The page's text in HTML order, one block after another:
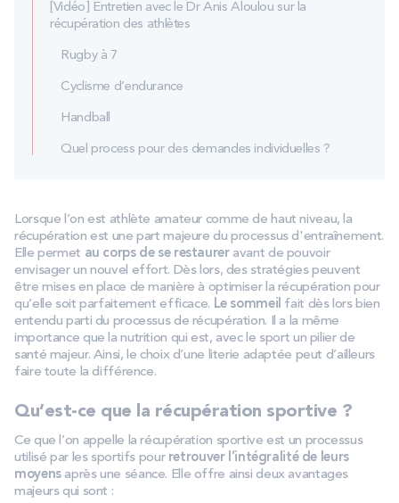
[Vidéo] Entretien avec le Dr Anis Aloulou sur la
récupération des athlètes
Rugby à 7
Cyclisme d’endurance
Handball
Quel process pour des demandes individuelles ?
Lorsque l’on est athlète amateur comme de haut niveau, la
récupération est une part majeure du processus d'entraînement.
Elle permet au corps de se restaureravant de pouvoir
envisager un nouvel effort. Dès lors, des stratégies peuvent
être mises en place de manière à optimiser la récupération pour
qu’elle soit parfaitement efficace. Le sommeil fait dès lors bien
entendu parti du processus de récupération. Il a la même
importance que la nutrition qui est, avec le sport un pilier de
santé majeur. Ainsi, le choix d’une literie adaptée peut d’ailleurs
faire toute la différence.
Qu’est-ce que la récupération sportive ?
Ce que l’on appelle la récupération sportive est un processus
utilisé par les sportifs pour retrouver l’intégralité de leurs
moyensaprès une séance. Elle offre ainsi deux avantages
majeurs qui sont :